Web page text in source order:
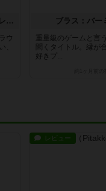
フォックス・イン・ザ・フォレスト
ウ
、
ブラス：バー
重量級のゲームと言
聞くタイトル。縁が
好きプ...
レビュー